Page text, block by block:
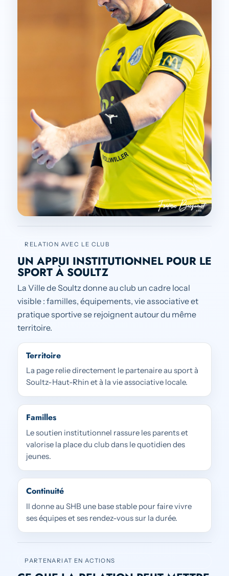
RELATION AVEC LE CLUB
UN APPUI INSTITUTIONNEL POUR LE
SPORT À SOULTZ
La Ville de Soultz donne au club un cadre local
visible : familles, équipements, vie associative et
pratique sportive se rejoignent autour du même
territoire.
Territoire
La page relie directement le partenaire au sport à
Soultz-Haut-Rhin et à la vie associative locale.
Familles
Le soutien institutionnel rassure les parents et
valorise la place du club dans le quotidien des
jeunes.
Continuité
Il donne au SHB une base stable pour faire vivre
ses équipes et ses rendez-vous sur la durée.
PARTENARIAT EN ACTIONS